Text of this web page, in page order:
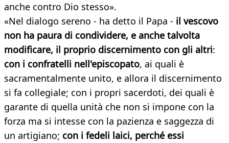
anche contro Dio stesso».
«Nel dialogo sereno - ha detto il Papa - il vescovo
non ha paura di condividere, e anche talvolta
modificare, il proprio discernimento con gli altri:
con i confratelli nell'episcopato, ai quali è
sacramentalmente unito, e allora il discernimento
si fa collegiale; con i propri sacerdoti, dei quali è
garante di quella unità che non si impone con la
forza ma si intesse con la pazienza e saggezza di
un artigiano; con i fedeli laici, perché essi